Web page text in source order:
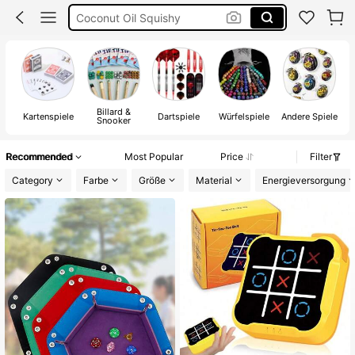
Coconut Oil Squishy
Taro Karten
Squishies
Kartenspiele Billard &
Snooker Dartspiele Würfelspiele Andere Spiele
Recommended Most Popular Price
Filter
Category
Farbe Größe Material Energieversorgung